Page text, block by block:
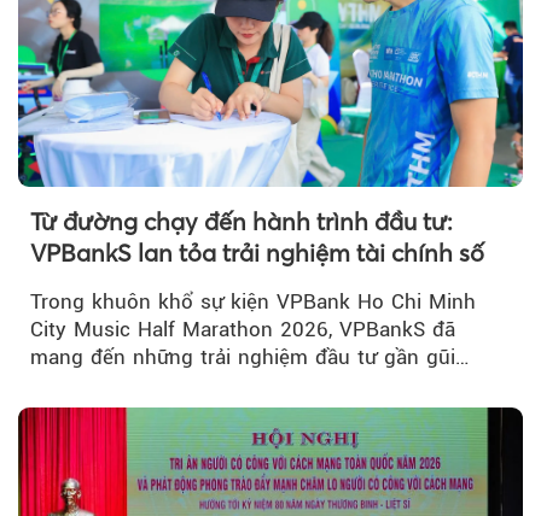
Từ đường chạy đến hành trình đầu tư:
VPBankS lan tỏa trải nghiệm tài chính số
Trong khuôn khổ sự kiện VPBank Ho Chi Minh
City Music Half Marathon 2026, VPBankS đã
mang đến những trải nghiệm đầu tư gần gũi